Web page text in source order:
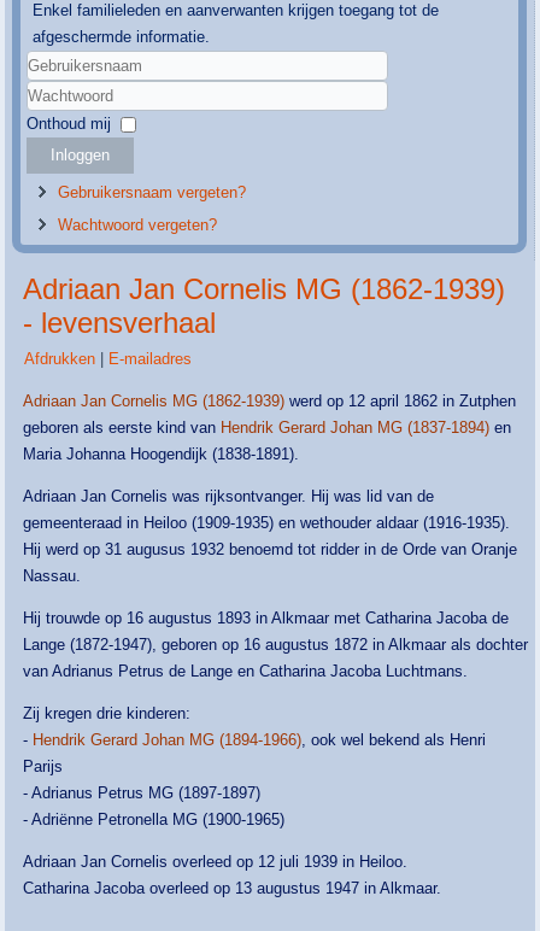
Enkel familieleden en aanverwanten krijgen toegang tot de
afgeschermde informatie.
Gebruikersnaam
Wachtwoord
Onthoud mij
Inloggen
Gebruikersnaam vergeten?
Wachtwoord vergeten?
Adriaan Jan Cornelis MG (1862-1939)
- levensverhaal
Afdrukken E-mailadres
Adriaan Jan Cornelis MG (1862-1939) werd op 12 april 1862 in Zutphen
geboren als eerste kind van Hendrik Gerard Johan MG (1837-1894) en
Maria Johanna Hoogendijk (1838-1891).
Adriaan Jan Cornelis was rijksontvanger. Hij was lid van de
gemeenteraad in Heiloo (1909-1935) en wethouder aldaar (1916-1935).
Hij werd op 31 augusus 1932 benoemd tot ridder in de Orde van Oranje
Nassau.
Hij trouwde op 16 augustus 1893 in Alkmaar met Catharina Jacoba de
Lange (1872-1947), geboren op 16 augustus 1872 in Alkmaar als dochter
van Adrianus Petrus de Lange en Catharina Jacoba Luchtmans.
Zij kregen drie kinderen:
- Hendrik Gerard Johan MG (1894-1966), ook wel bekend als Henri
Parijs
- Adrianus Petrus MG (1897-1897)
- Adriënne Petronella MG (1900-1965)
Adriaan Jan Cornelis overleed op 12 juli 1939 in Heiloo.
Catharina Jacoba overleed op 13 augustus 1947 in Alkmaar.